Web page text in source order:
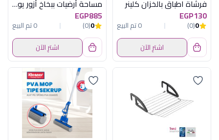
فرشاة اطباق بالخزان كلينر
EGP130
0
(0)
0 تم البيع
اشترِ الآن
مساحة أرضيات ببخاخ أزور يورك
EGP885
0
(0)
0 تم البيع
اشترِ الآن